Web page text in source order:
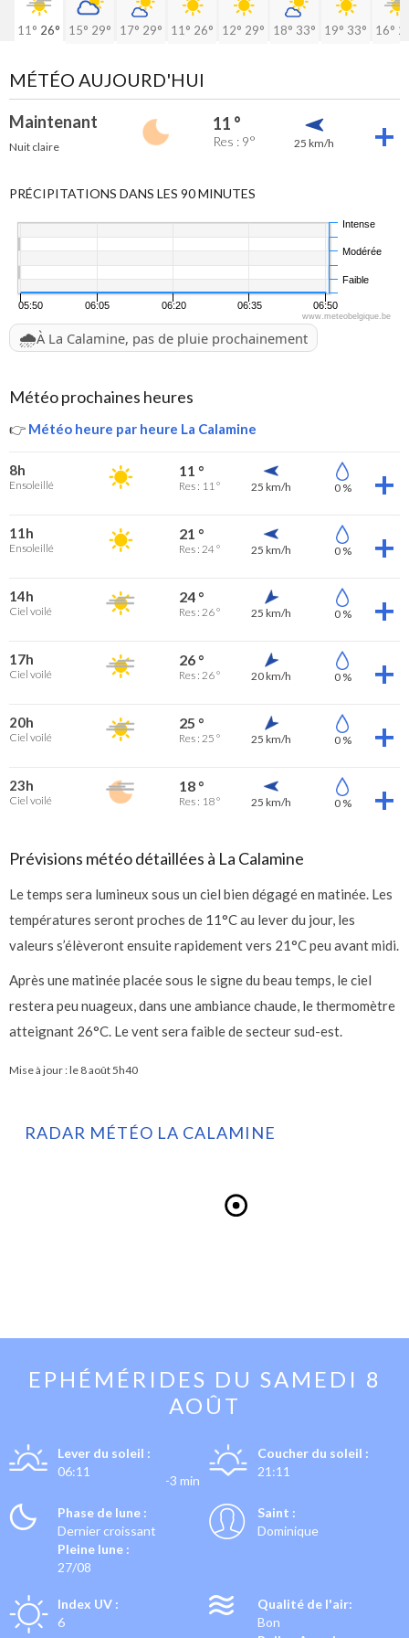
11° 26° 15° 29° 17° 29° 11° 26° 12° 29° 18° 33° 19° 33° 16°
MÉTÉO AUJOURD'HUI
Maintenant
Nuit claire
11 °
Res : 9° 25 km/h
PRÉCIPITATIONS DANS LES 90 MINUTES
05:50 06:05 06:20 06:35 06:50
Faible
Modérée
Intense
www.meteobelgique.be
🌧️À La Calamine, pas de pluie prochainement
Météo prochaines heures
👉 Météo heure par heure La Calamine
8h
Ensoleillé
11 °
Res : 11 ° 25 km/h 0 %
11h
Ensoleillé
21 °
Res : 24 ° 25 km/h 0 %
14h
Ciel voilé
24 °
Res : 26 ° 25 km/h 0 %
17h
Ciel voilé
26 °
Res : 26 ° 20 km/h 0 %
20h
Ciel voilé
25 °
Res : 25 ° 25 km/h 0 %
23h
Ciel voilé
18 °
Res : 18 ° 25 km/h 0 %
Prévisions météo détaillées à La Calamine
Le temps sera lumineux sous un ciel bien dégagé en matinée. Les
températures seront proches de 11°C au lever du jour, les
valeurs s’élèveront ensuite rapidement vers 21°C peu avant midi.
Après une matinée placée sous le signe du beau temps, le ciel
restera peu nuageux, dans une ambiance chaude, le thermomètre
atteignant 26°C. Le vent sera faible de secteur sud-est.
Mise à jour : le 8 août 5h40
RADAR MÉTÉO LA CALAMINE
EPHÉMÉRIDES DU SAMEDI 8
AOÛT
Lever du soleil :
06:11
-3 min
Coucher du soleil :
21:11
Phase de lune :
Dernier croissant
Pleine lune :
27/08
Saint :
Dominique
Index UV :
6
Qualité de l'air:
Bon